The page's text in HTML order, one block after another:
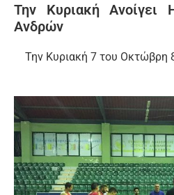
Την Κυριακή
Ανδρών
Την Κυριακή 7 του Οκτώβρη